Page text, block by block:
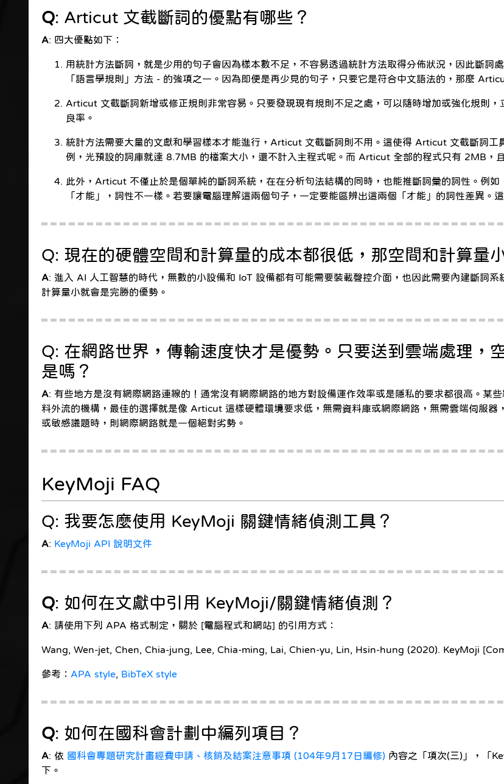
Q: Articut 文截斷詞的優點有哪些？
A: 四大優點如下：
用統計方法斷詞，就是少用的句子會因為樣本數不足，不容易透過統計方法取得分佈狀況，因此斷
「語言學規則」方法 - 的強項之一。因為即便是再少見的句子，只要它是符合中文語法的，那麼
Articut 文截斷詞新增或修正規則非常容易。只要發現現有規則不足之處，可以隨時增加或強化規則
良率。
統計方法需要大量的文獻和學習樣本才能進行，Articut 文截斷詞則不用。這使得 Articut 文截斷詞工
例，光預設的詞庫就達 8.7MB 的檔案大小，還不計入主程式呢。而 Articut 全部的程式只有 2MB，
此外，Articut 不僅止於是個單純的斷詞系統，在在分析句法結構的同時，也能推斷詞彙的詞性。例
「才能」，詞性不一樣。若要讓電腦理解這兩個句子，一定要能區辨出這兩個「才能」的詞性差異。
Q: 現在的硬體空間和計算量的成本都很低，那空間和計算量
A: 進入 AI 人工智慧的時代，無數的小設備和 IoT 設備都有可能需要裝載聲控介面，也因此需要內建斷詞
計算量小就會是完勝的優勢。
Q: 在網路世界，傳輸速度快才是優勢。只要送到雲端處理，
是嗎？
A: 有些地方是沒有網際網路連線的！通常沒有網際網路的地方對設備運作效率或是隱私的要求都很高。某
料外流的機構，最佳的選擇就是像 Articut 這樣硬體環境要求低，無需資料庫或網際網路，無需雲端伺服
或敏感議題時，則網際網路就是一個絕對劣勢。
KeyMoji FAQ
Q: 我要怎麼使用 KeyMoji 關鍵情緒偵測工具？
A: KeyMoji API 說明文件
Q: 如何在文獻中引用 KeyMoji/關鍵情緒偵測？
A: 請使用下列 APA 格式制定，關於 [電腦程式和網站] 的引用方式：
Wang, Wen-jet, Chen, Chia-jung, Lee, Chia-ming, Lai, Chien-yu, Lin, Hsin-hung (2020). KeyMoji
參考： APA style BibTeX style
Q: 如何在國科會計劃中編列項目？
A: 依 國科會專題研究計畫經費申請、核銷及結案注意事項 (104年9月17日編修) 內容之「項次(三)」，「
下。